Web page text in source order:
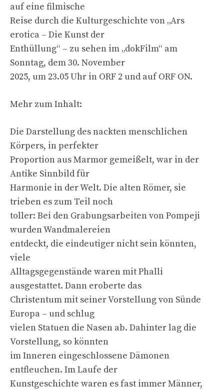
auf eine filmische
Reise durch die Kulturgeschichte von „Ars
erotica – Die Kunst der
Enthüllung“ – zu sehen im „dokFilm“ am
Sonntag, dem 30. November
2025, um 23.05 Uhr in ORF 2 und auf ORF ON.
Mehr zum Inhalt:
Die Darstellung des nackten menschlichen
Körpers, in perfekter
Proportion aus Marmor gemeißelt, war in der
Antike Sinnbild für
Harmonie in der Welt. Die alten Römer, sie
trieben es zum Teil noch
toller: Bei den Grabungsarbeiten von Pompeji
wurden Wandmalereien
entdeckt, die eindeutiger nicht sein könnten,
viele
Alltagsgegenstände waren mit Phalli
ausgestattet. Dann eroberte das
Christentum mit seiner Vorstellung von Sünde
Europa – und schlug
vielen Statuen die Nasen ab. Dahinter lag die
Vorstellung, so könnten
im Inneren eingeschlossene Dämonen
entfleuchen. Im Laufe der
Kunstgeschichte waren es fast immer Männer,